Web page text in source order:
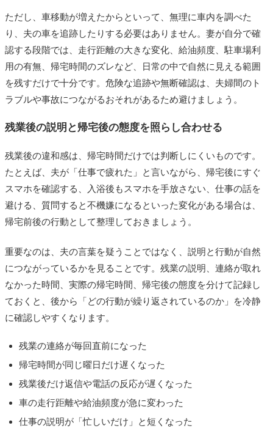
ただし、車移動が増えたからといって、無理に車内を調べた
り、夫の車を追跡したりする必要はありません。妻が自分で確
認する段階では、走行距離の大きな変化、給油頻度、駐車場利
用の有無、帰宅時間のズレなど、日常の中で自然に見える範囲
を残すだけで十分です。危険な追跡や無断確認は、夫婦間のト
ラブルや事故につながるおそれがあるため避けましょう。
残業後の説明と帰宅後の態度を照らし合わせる
残業後の違和感は、帰宅時間だけでは判断しにくいものです。
たとえば、夫が「仕事で疲れた」と言いながら、帰宅後にすぐ
スマホを確認する、入浴後もスマホを手放さない、仕事の話を
避ける、質問すると不機嫌になるといった変化がある場合は、
帰宅前後の行動として整理しておきましょう。
重要なのは、夫の言葉を疑うことではなく、説明と行動が自然
につながっているかを見ることです。残業の説明、連絡が取れ
なかった時間、実際の帰宅時間、帰宅後の態度を分けて記録し
ておくと、後から「どの行動が繰り返されているのか」を冷静
に確認しやすくなります。
残業の連絡が毎回直前になった
帰宅時間が同じ曜日だけ遅くなった
残業後だけ返信や電話の反応が遅くなった
車の走行距離や給油頻度が急に変わった
仕事の説明が「忙しいだけ」と短くなった